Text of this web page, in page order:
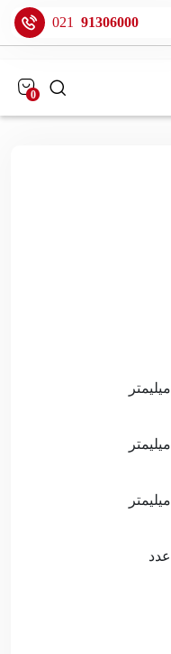
021 91306000
0
میلیمتر
میلیمتر
میلیمتر
عدد